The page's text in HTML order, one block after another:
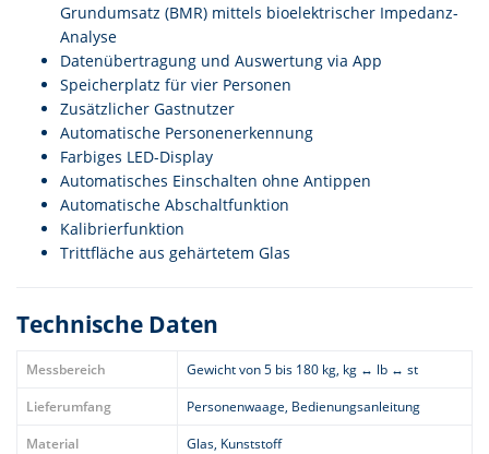
Grundumsatz (BMR) mittels bioelektrischer Impedanz-
Analyse
Datenübertragung und Auswertung via App
Speicherplatz für vier Personen
Zusätzlicher Gastnutzer
Automatische Personenerkennung
Farbiges LED-Display
Automatisches Einschalten ohne Antippen
Automatische Abschaltfunktion
Kalibrierfunktion
Trittfläche aus gehärtetem Glas
Technische Daten
Messbereich
Gewicht von 5 bis 180 kg, kg ↔ lb ↔ st
Lieferumfang
Personenwaage, Bedienungsanleitung
Material
Glas, Kunststoff